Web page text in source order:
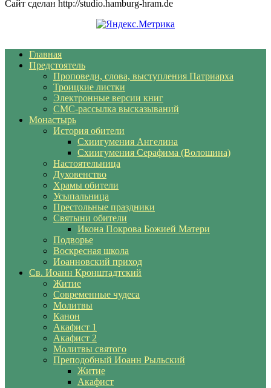
Сайт сделан http://studio.hamburg-hram.de
Главная
Предстоятель
Проповеди, слова, выступления Патриарха
Троицкие листки
Электронные версии книг
СМС-рассылка высказываний
Монастырь
История обители
Схиигумения Ангелина
Схиигумения Серафима (Волошина)
Настоятельница
Духовенство
Храмы обители
Усыпальница
Престольные праздники
Святыни обители
Икона Покрова Божией Матери
Подворье
Воскресная школа
Иоанновский приход
Св. Иоанн Кронштадтский
Житие
Современные чудеса
Молитвы
Канон
Акафист 1
Акафист 2
Молитвы святого
Преподобный Иоанн Рыльский
Житие
Акафист